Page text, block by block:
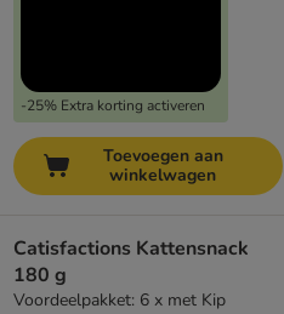
-25% Extra korting activeren
Toevoegen aan
winkelwagen
Catisfactions Kattensnack
180 g
Voordeelpakket: 6 x met Kip